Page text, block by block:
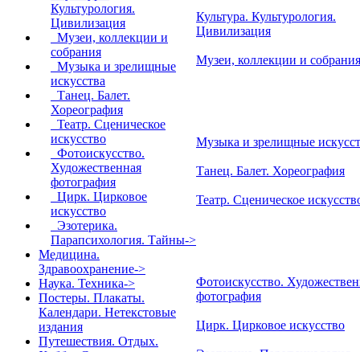
Культурология.
Цивилизация
Музеи, коллекции и
собрания
Музыка и зрелищные
искусства
Танец. Балет.
Хореография
Театр. Сценическое
искусство
Фотоискусство.
Художественная
фотография
Цирк. Цирковое
искусство
Эзотерика.
Парапсихология. Тайны->
Медицина.
Здравоохранение->
Наука. Техника->
Постеры. Плакаты.
Календари. Нетекстовые
издания
Путешествия. Отдых.
Культура. Культурология.
Цивилизация
Музеи, коллекции и собрания
Музыка и зрелищные
Танец. Балет. Хореография
Театр. Сценическое
Фотоискусство.
фотография
Цирк. Цирковое искусство